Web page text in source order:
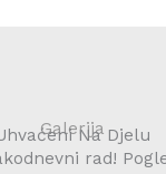
GalerijaNa Djelu
rad!